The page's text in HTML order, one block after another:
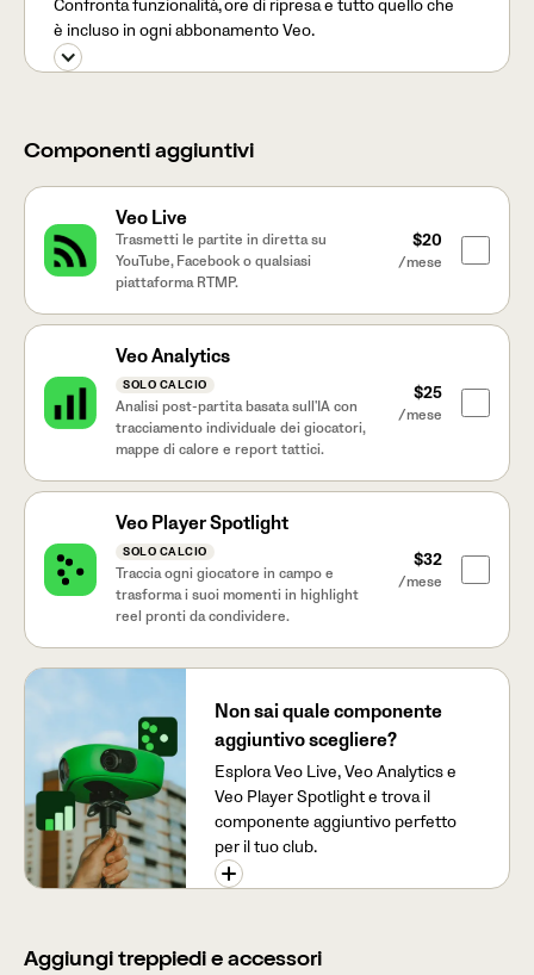
Confronta funzionalità, ore di ripresa e tutto quello che
è incluso in ogni abbonamento Veo.
Componenti aggiuntivi
Veo Live
Trasmetti le partite in diretta su
YouTube, Facebook o qualsiasi
piattaforma RTMP.
$20
/mese
Veo Analytics
SOLO CALCIO
Analisi post-partita basata sull'IA con
tracciamento individuale dei giocatori,
mappe di calore e report tattici.
$25
/mese
Veo Player Spotlight
SOLO CALCIO
Traccia ogni giocatore in campo e
trasforma i suoi momenti in highlight
reel pronti da condividere.
$32
/mese
Non sai quale componente
aggiuntivo scegliere?
Esplora Veo Live, Veo Analytics e
Veo Player Spotlight e trova il
componente aggiuntivo perfetto
per il tuo club.
Aggiungi treppiedi e accessori